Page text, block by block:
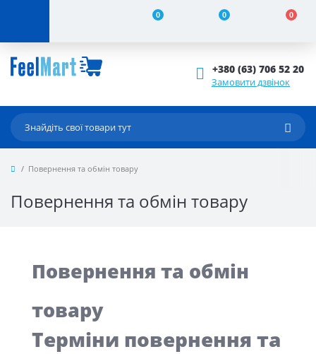
0 0 0
+380 (63) 706 52 20
Замовити дзвінок
Повернення та обмін товару
Повернення та обмін товару
Повернення та обмін
товару
Терміни повернення та